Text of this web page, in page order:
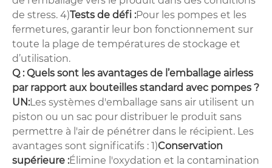
de stress. 4)Tests de défi :Pour les pompes et les
fermetures, garantir leur bon fonctionnement sur
toute la plage de températures de stockage et
d’utilisation.
Q : Quels sont les avantages de l’emballage airless
par rapport aux bouteilles standard avec pompes ?
UN:Les systèmes d'emballage sans air utilisent un
piston ou un sac pour distribuer le produit sans
permettre à l'air de pénétrer dans le récipient. Les
avantages sont significatifs : 1)Conservation
supérieure :Élimine l'oxydation et la contamination